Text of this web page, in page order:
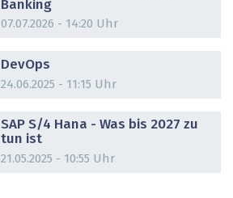
Banking
07.07.2026 - 14:20 Uhr
DevOps
24.06.2025 - 11:15 Uhr
SAP S/4 Hana - Was bis 2027 zu
tun ist
21.05.2025 - 10:55 Uhr